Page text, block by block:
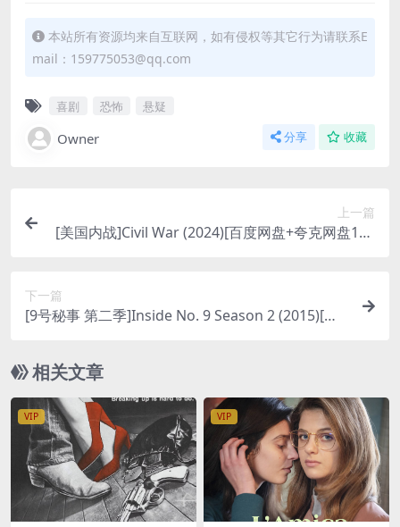
本站所有资源均来自互联网，如有侵权等其它行为请联系E
mail：159775053@qq.com
喜剧 恐怖 悬疑
Owner 分享 收藏
上一篇
[美国内战]Civil War (2024)[百度网盘+夸克网盘108
下一篇
[9号秘事 第二季]Inside No. 9 Season 2 (2015)[百
播放/下载][MP4/6.7GB][中英字幕]
相关文章
VIP VIP